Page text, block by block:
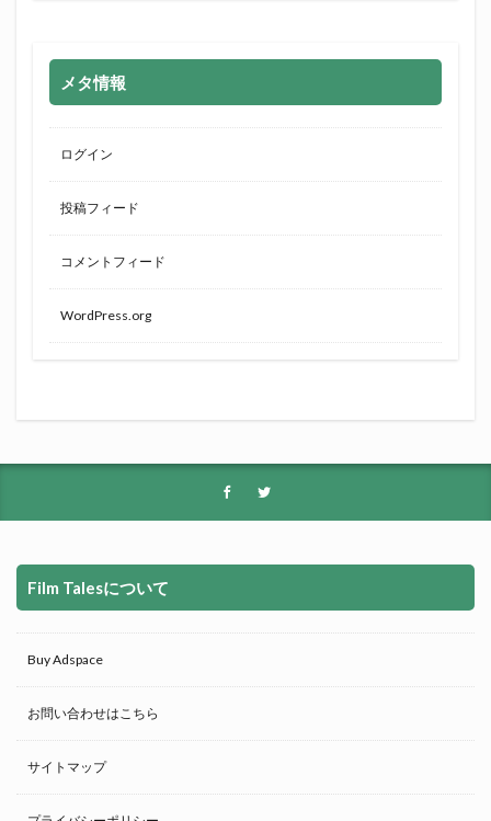
メタ情報
ログイン
投稿フィード
コメントフィード
WordPress.org
Film Talesについて
Buy Adspace
お問い合わせはこちら
サイトマップ